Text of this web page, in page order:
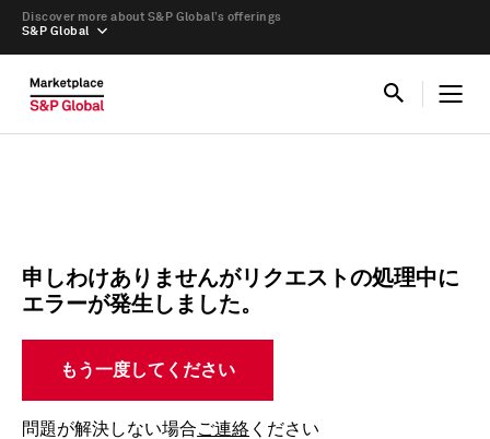
S&P Global
Discover more about S&P Global’s offerings
申しわけありませんがリクエストの処理中に
エラーが発生しました。
もう一度してください
問題が解決しない場合ご連絡 ください